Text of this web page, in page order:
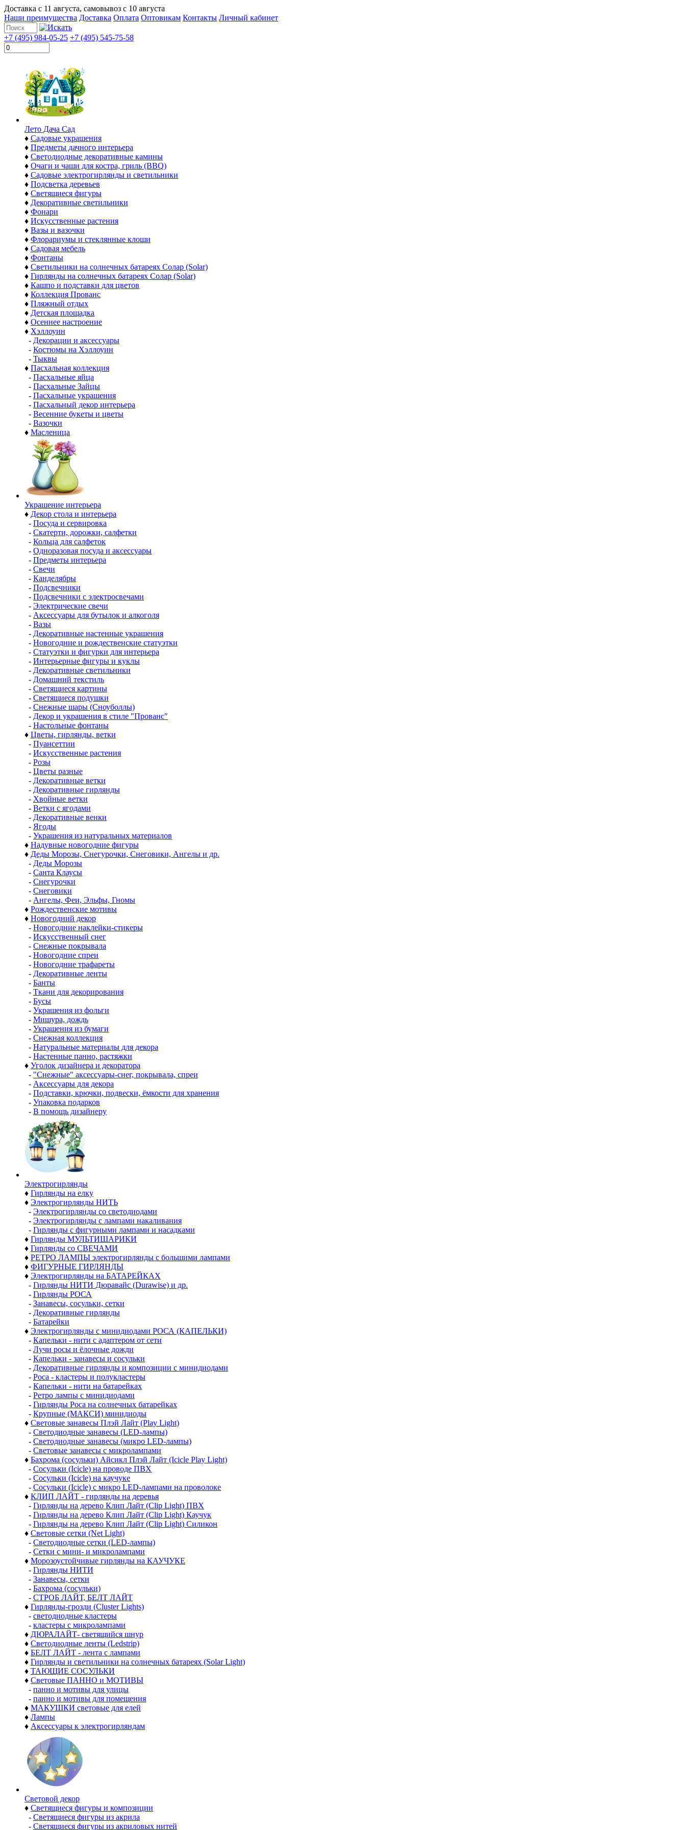
Доставка с 11 августа, самовывоз с 10 августа
Наши преимущества Доставка Оплата Оптовикам Контакты Личный кабинет
+7 (495) 984-05-25 +7 (495) 545-75-58
Лето Дача Сад
♦ Садовые украшения
♦ Предметы дачного интерьера
♦ Светодиодные декоративные камины
♦ Очаги и чаши для костра, гриль (BBQ)
♦ Садовые электрогирлянды и светильники
♦ Подсветка деревьев
♦ Светящиеся фигуры
♦ Декоративные светильники
♦ Фонари
♦ Искусственные растения
♦ Вазы и вазочки
♦ Флорариумы и стеклянные клоши
♦ Садовая мебель
♦ Фонтаны
♦ Светильники на солнечных батареях Солар (Solar)
♦ Гирлянды на солнечных батареях Солар (Solar)
♦ Кашпо и подставки для цветов
♦ Коллекция Прованс
♦ Пляжный отдых
♦ Детская площадка
♦ Осеннее настроение
♦ Хэллоуин
- Декорации и аксессуары
- Костюмы на Хэллоуин
- Тыквы
♦ Пасхальная коллекция
- Пасхальные яйца
- Пасхальные Зайцы
- Пасхальные украшения
- Пасхальный декор интерьера
- Весенние букеты и цветы
- Вазочки
♦ Масленица
Украшение интерьера
♦ Декор стола и интерьера
- Посуда и сервировка
- Скатерти, дорожки, салфетки
- Кольца для салфеток
- Одноразовая посуда и аксессуары
- Предметы интерьера
- Свечи
- Канделябры
- Подсвечники
- Подсвечники с электросвечами
- Электрические свечи
- Аксессуары для бутылок и алкоголя
- Вазы
- Декоративные настенные украшения
- Новогодние и рождественские статуэтки
- Статуэтки и фигурки для интерьера
- Интерьерные фигуры и куклы
- Декоративные светильники
- Домашний текстиль
- Светящиеся картины
- Светящиеся подушки
- Снежные шары (Сноуболлы)
- Декор и украшения в стиле "Прованс"
- Настольные фонтаны
♦ Цветы, гирлянды, ветки
- Пуансеттии
- Искусственные растения
- Розы
- Цветы разные
- Декоративные ветки
- Декоративные гирлянды
- Хвойные ветки
- Ветки с ягодами
- Декоративные венки
- Ягоды
- Украшения из натуральных материалов
♦ Надувные новогодние фигуры
♦ Деды Морозы, Снегурочки, Снеговики, Ангелы и др.
- Деды Морозы
- Санта Клаусы
- Снегурочки
- Снеговики
- Ангелы, Феи, Эльфы, Гномы
♦ Рождественские мотивы
♦ Новогодний декор
- Новогодние наклейки-стикеры
- Искусственный снег
- Снежные покрывала
- Новогодние спреи
- Новогодние трафареты
- Декоративные ленты
- Банты
- Ткани для декорирования
- Бусы
- Украшения из фольги
- Мишура, дождь
- Украшения из бумаги
- Снежная коллекция
- Натуральные материалы для декора
- Настенные панно, растяжки
♦ Уголок дизайнера и декоратора
- "Снежные" аксессуары-снег, покрывала, спреи
- Аксессуары для декора
- Подставки, крючки, подвески, ёмкости для хранения
- Упаковка подарков
- В помощь дизайнеру
Электро­гирлянды
♦ Гирлянды на елку
♦ Электрогирлянды НИТЬ
- Электрогирлянды со светодиодами
- Электрогирлянды с лампами накаливания
- Гирлянды с фигурными лампами и насадками
♦ Гирлянды МУЛЬТИШАРИКИ
♦ Гирлянды со СВЕЧАМИ
♦ РЕТРО ЛАМПЫ электрогирлянды с большими лампами
♦ ФИГУРНЫЕ ГИРЛЯНДЫ
♦ Электрогирлянды на БАТАРЕЙКАХ
- Гирлянды НИТИ Дюравайс (Durawise) и др.
- Гирлянды РОСА
- Занавесы, сосульки, сетки
- Декоративные гирлянды
- Батарейки
♦ Электрогирлянды с минидиодами РОСА (КАПЕЛЬКИ)
- Капельки - нити с адаптером от сети
- Лучи росы и ёлочные дожди
- Капельки - занавесы и сосульки
- Декоративные гирлянды и композиции с минидиодами
- Роса - кластеры и полукластеры
- Капельки - нити на батарейках
- Ретро лампы с минидиодами
- Гирлянды Роса на солнечных батарейках
- Крупные (МАКСИ) минидиоды
♦ Световые занавесы Плэй Лайт (Play Light)
- Светодиодные занавесы (LED-лампы)
- Светодиодные занавесы (микро LED-лампы)
- Световые занавесы с микролампами
♦ Бахрома (сосульки) Айсикл Плэй Лайт (Icicle Play Light)
- Сосульки (Icicle) на проводе ПВХ
- Сосульки (Icicle) на каучуке
- Сосульки (Icicle) с микро LED-лампами на проволоке
♦ КЛИП ЛАЙТ - гирлянды на деревья
- Гирлянды на дерево Клип Лайт (Clip Light) ПВХ
- Гирлянды на дерево Клип Лайт (Clip Light) Каучук
- Гирлянды на дерево Клип Лайт (Clip Light) Силикон
♦ Световые сетки (Net Light)
- Светодиодные сетки (LED-лампы)
- Сетки с мини- и микролампами
♦ Морозоустойчивые гирлянды на КАУЧУКЕ
- Гирлянды НИТИ
- Занавесы, сетки
- Бахрома (сосульки)
- СТРОБ ЛАЙТ, БЕЛТ ЛАЙТ
♦ Гирлянды-грозди (Cluster Lights)
- светодиодные кластеры
- кластеры с микролампами
♦ ДЮРАЛАЙТ- светящийся шнур
♦ Светодиодные ленты (Ledstrip)
♦ БЕЛТ ЛАЙТ - лента с лампами
♦ Гирлянды и светильники на солнечных батареях (Solar Light)
♦ ТАЮЩИЕ СОСУЛЬКИ
♦ Световые ПАННО и МОТИВЫ
- панно и мотивы для улицы
- панно и мотивы для помещения
♦ МАКУШКИ световые для елей
♦ Лампы
♦ Аксессуары к электрогирляндам
Световой декор
♦ Светящиеся фигуры и композиции
- Светящиеся фигуры из акрила
- Светящиеся фигуры из акриловых нитей